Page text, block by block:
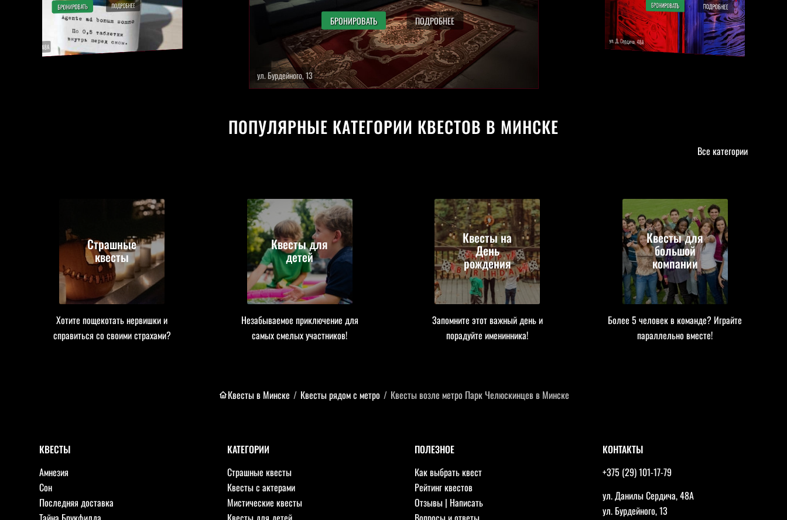
ПОДРОБНЕЕ
БРОНИРОВАТЬ
ул. Бурдейного, 13
ПОДРОБНЕЕ
БРОНИРОВАТЬ
ул. Д. Сердича, 48А
ПОДРОБНЕЕ
БРОНИРОВАТЬ
ул. Бурдейного, 13
ПОПУЛЯРНЫЕ КАТЕГОРИИ КВЕСТОВ В МИНСКЕ
Все категории
Страшные
квесты
Хотите пощекотать нервишки и
справиться со своими страхами?
Квесты для
детей
Незабываемое приключение для
самых смелых участников!
Квесты на
День
рождения
Запомните этот важный день и
порадуйте именинника!
Квесты для
большой
компании
Более 5 человек в команде? Играйте
параллельно вместе!
Квесты в Минске / Квесты рядом с метро / Квесты возле метро Парк Челюскинцев в Минске
КВЕСТЫ
Амнезия
Сон
Последняя доставка
КАТЕГОРИИ
Страшные квесты
Квесты с актерами
Мистические квесты
ПОЛЕЗНОЕ
Как выбрать квест
Рейтинг квестов
Отзывы | Написать
КОНТАКТЫ
+375 (29) 101-17-79
ул. Данилы Сердича, 48А
ул. Бурдейного, 13